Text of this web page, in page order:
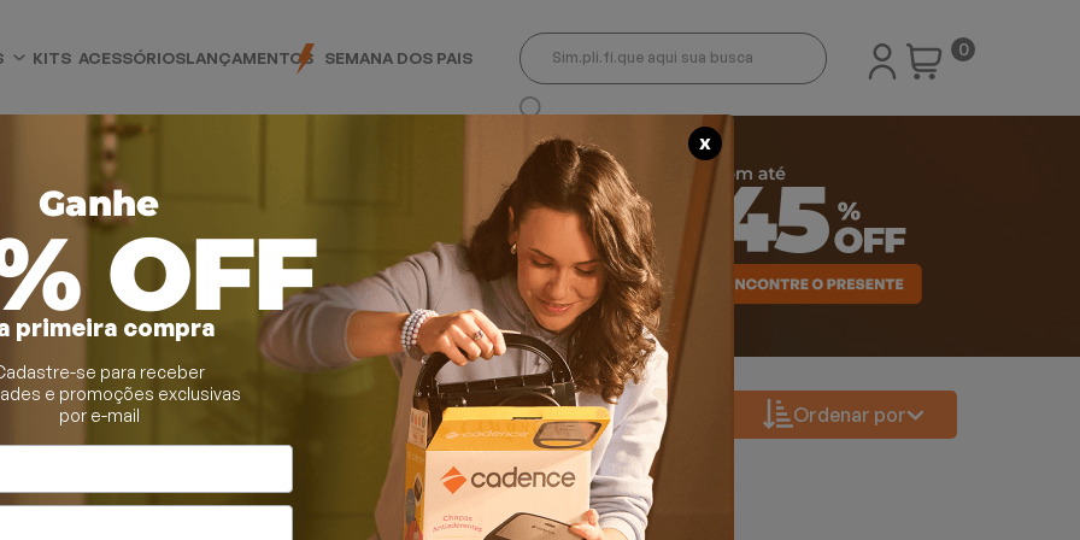
KITS ACESSÓRIOSLANÇAMENTOS SEMANA DOS PAIS 0
e Moedores
Ordenar por
X
Ganhe
OFF
primeira compra
se para receber
e promoções exclusivas
por e-mail